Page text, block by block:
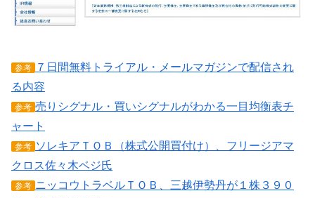
参考
７日間無料トライアル・メールマガジンで配信され
る内容
参考 売りシグナル・買いシグナルがわかる一目均衡表チ
ャート
参考 ソレキアＴＯＢ（株式公開買付け）、フリージアマ
クロス佐々木ベジ氏
参考 ニッコウトラベルＴＯＢ、三越伊勢丹が１株３９０